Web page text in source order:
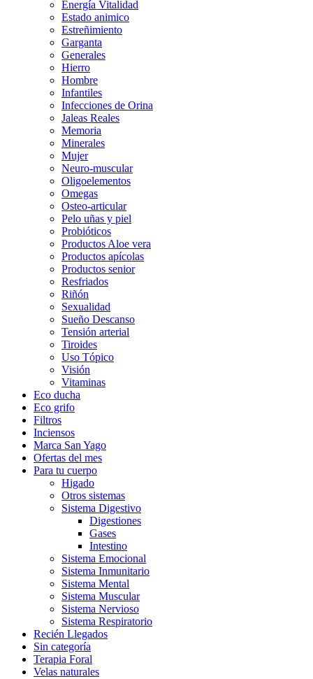
Energía Vitalidad
Estado animico
Estreñimiento
Garganta
Generales
Hierro
Hombre
Infantiles
Infecciones de Orina
Jaleas Reales
Memoria
Minerales
Mujer
Neuro-muscular
Oligoelementos
Omegas
Osteo-articular
Pelo uñas y piel
Probióticos
Productos Aloe vera
Productos apícolas
Productos senior
Resfriados
Riñón
Sexualidad
Sueño Descanso
Tensión arterial
Tiroides
Uso Tópico
Visión
Vitaminas
Eco ducha
Eco grifo
Filtros
Inciensos
Marca San Yago
Ofertas del mes
Para tu cuerpo
Higado
Otros sistemas
Sistema Digestivo
Digestiones
Gases
Intestino
Sistema Emocional
Sistema Inmunitario
Sistema Mental
Sistema Muscular
Sistema Nervioso
Sistema Respiratorio
Recién Llegados
Sin categoría
Terapia Foral
Velas naturales